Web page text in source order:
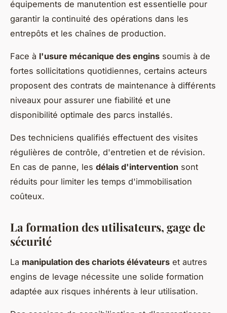
équipements de manutention est essentielle pour
garantir la continuité des opérations dans les
entrepôts et les chaînes de production.
Face à l'usure mécanique des engins soumis à de
fortes sollicitations quotidiennes, certains acteurs
proposent des contrats de maintenance à différents
niveaux pour assurer une fiabilité et une
disponibilité optimale des parcs installés.
Des techniciens qualifiés effectuent des visites
régulières de contrôle, d'entretien et de révision.
En cas de panne, les délais d'intervention sont
réduits pour limiter les temps d'immobilisation
coûteux.
La formation des utilisateurs, gage de
sécurité
La manipulation des chariots élévateurs et autres
engins de levage nécessite une solide formation
adaptée aux risques inhérents à leur utilisation.